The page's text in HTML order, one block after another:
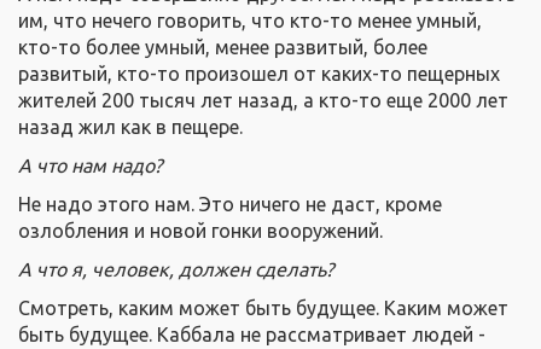
им, что нечего говорить, что кто-то менее умный,
кто-то более умный, менее развитый, более
развитый, кто-то произошел от каких-то пещерных
жителей 200 тысяч лет назад, а кто-то еще 2000 лет
назад жил как в пещере.
А что нам надо?
Не надо этого нам. Это ничего не даст, кроме
озлобления и новой гонки вооружений.
А что я, человек, должен сделать?
Смотреть, каким может быть будущее. Каким может
быть будущее. Каббала не рассматривает людей -